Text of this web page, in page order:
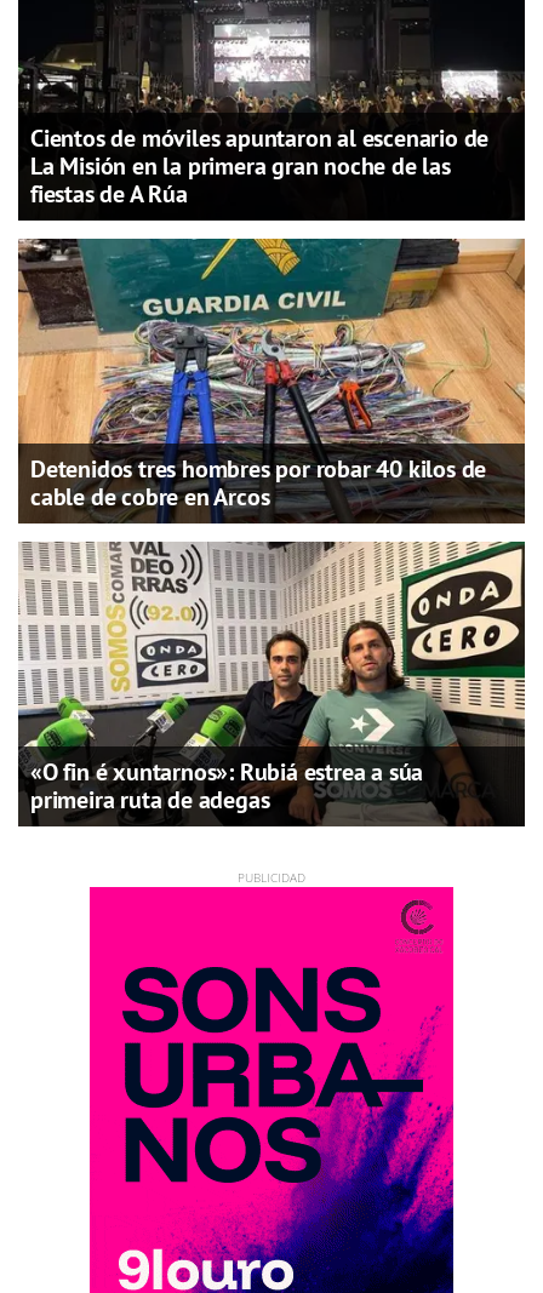
Cientos de móviles apuntaron al escenario de
La Misión en la primera gran noche de las
fiestas de A Rúa
Detenidos tres hombres por robar 40 kilos de
cable de cobre en Arcos
«O fin é xuntarnos»: Rubiá estrea a súa
primeira ruta de adegas